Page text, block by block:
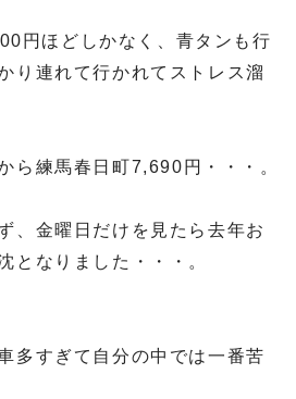
円ほどしかなく、青タンも行
り連れて行かれてストレス溜
ら練馬春日町7,690円・・・。
、金曜日だけを見たら去年お
となりました・・・。
多すぎて自分の中では一番苦